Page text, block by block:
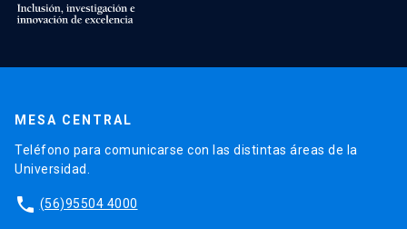
MESA CENTRAL
Teléfono para comunicarse con las distintas áreas de la
Universidad.
phone (56)95504 4000